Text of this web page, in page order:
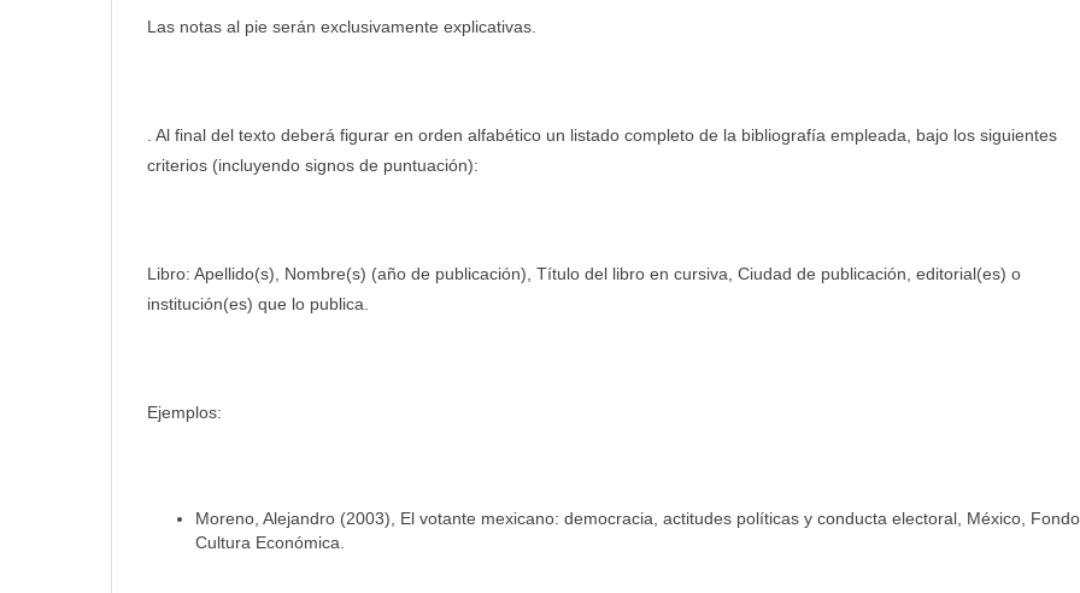
Las notas al pie serán exclusivamente explicativas.
. Al final del texto deberá figurar en orden alfabético un listado completo de la bibliografía empleada, bajo los siguientes
criterios (incluyendo signos de puntuación):
Libro: Apellido(s), Nombre(s) (año de publicación), Título del libro en cursiva, Ciudad de publicación, editorial(es) o
institución(es) que lo publica.
Ejemplos:
Moreno, Alejandro (2003), El votante mexicano: democracia, actitudes políticas y conducta electoral, México,
Cultura Económica.